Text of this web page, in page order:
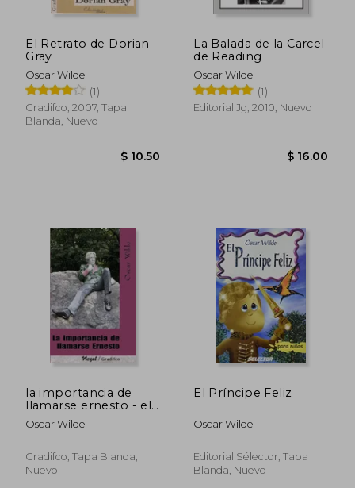
$ 12.25
El Retrato de Dorian
Gray
Oscar Wilde
(1)
Gradifco, 2007, Tapa
Blanda, Nuevo
$ 10.50
La Balada de la Carcel
de Reading
Oscar Wilde
(1)
Editorial Jg, 2010, Nuevo
la importancia de
llamarse ernesto - el
abanico de lady
windermere
Oscar Wilde
Gradifco, Tapa Blanda,
Nuevo
El Príncipe Feliz
Oscar Wilde
Editorial Sélector, Tapa
Blanda, Nuevo